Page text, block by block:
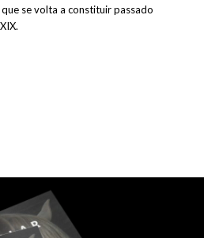
se volta a constituir passado